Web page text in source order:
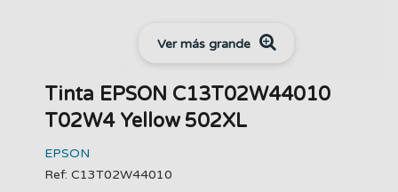
Ver más grande
Tinta EPSON C13T02W44010
T02W4 Yellow 502XL
EPSON
Ref: C13T02W44010